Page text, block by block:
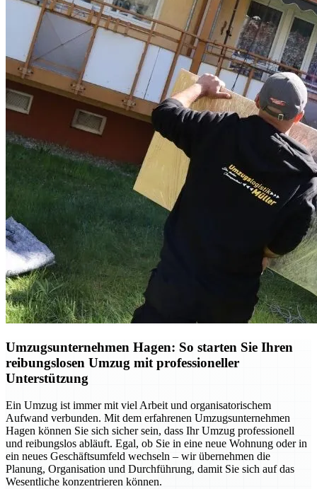
Umzugsunternehmen Hagen: So starten Sie Ihren
reibungslosen Umzug mit professioneller
Unterstützung
Ein Umzug ist immer mit viel Arbeit und organisatorischem
Aufwand verbunden. Mit dem erfahrenen Umzugsunternehmen
Hagen können Sie sich sicher sein, dass Ihr Umzug professionell
und reibungslos abläuft. Egal, ob Sie in eine neue Wohnung oder in
ein neues Geschäftsumfeld wechseln – wir übernehmen die
Planung, Organisation und Durchführung, damit Sie sich auf das
Wesentliche konzentrieren können.